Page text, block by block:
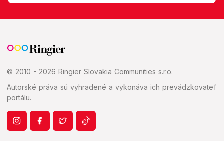
© 2010 - 2026 Ringier Slovakia Communities s.r.o.
Autorské práva sú vyhradené a vykonáva ich prevádzkovateľ
portálu.